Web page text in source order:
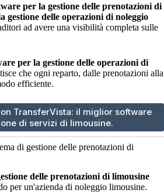
per la gestione delle prenotazioni di
gestione delle operazioni di noleggio
ad avere una visibilità completa sulle
per la gestione delle operazioni di
che ogni reparto, dalle prenotazioni alla
efficiente.
TransferVista: il miglior software
di servizi di limousine.
di gestione delle prenotazioni di
delle prenotazioni di limousine
per un'azienda di noleggio limousine.